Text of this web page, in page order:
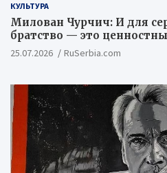
КУЛЬТУРА
Милован Чурчич: И для
братство — это
цивилизационный концепт
25.07.2026 RuSerbia.com